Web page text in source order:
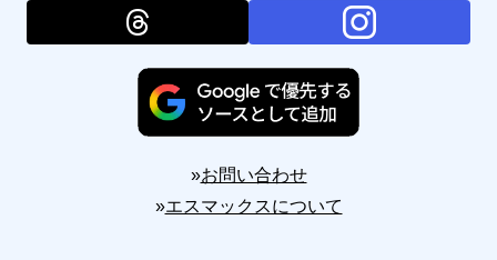
»お問い合わせ
»エスマックスについて